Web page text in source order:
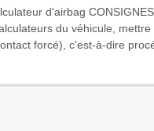
d'airbag CONSIGNES
du véhicule, mettre
forcé), c'est-à-dire